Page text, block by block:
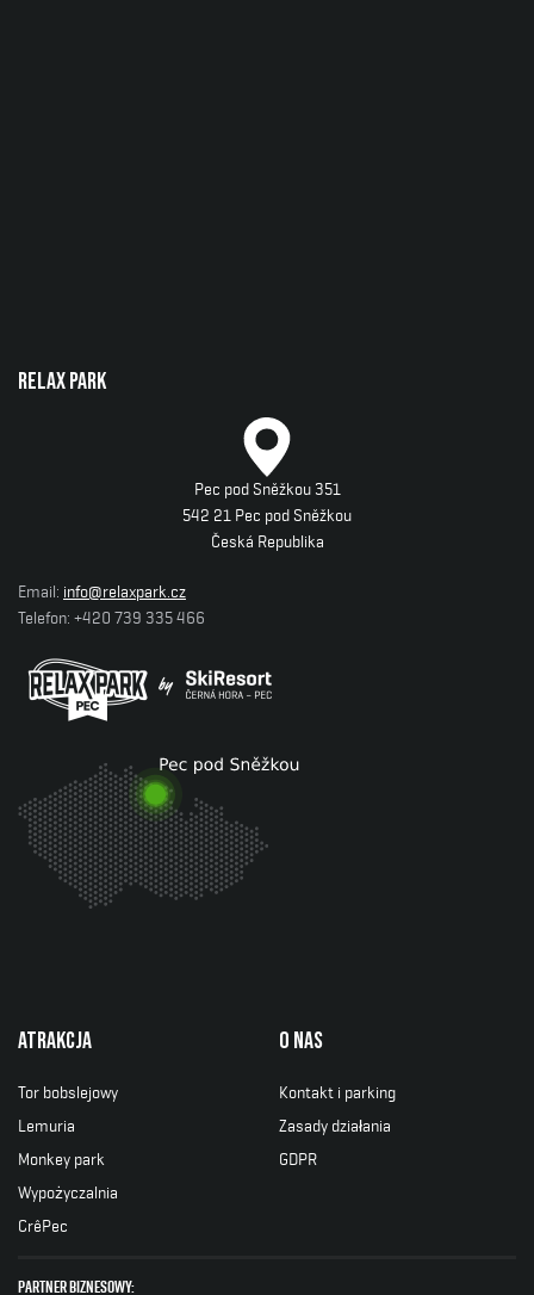
Relax park
Pec pod Sněžkou 351
542 21 Pec pod Sněžkou
Česká Republika
Email: info@relaxpark.cz
Telefon: +420 739 335 466
Atrakcja
Tor bobslejowy
Lemuria
Monkey park
Wypożyczalnia
CrêPec
O nas
Kontakt i parking
Zasady działania
GDPR
partner biznesowy: